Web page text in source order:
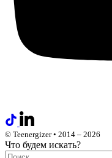
© Teenergizer • 2014 – 2026
Что будем искать?